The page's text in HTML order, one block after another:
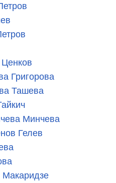
Григорова
Ташева
Минчева
Гелев